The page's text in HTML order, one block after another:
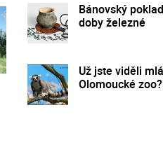
Bánovský
doby železné
Už jste viděli
Olomoucké zoo?